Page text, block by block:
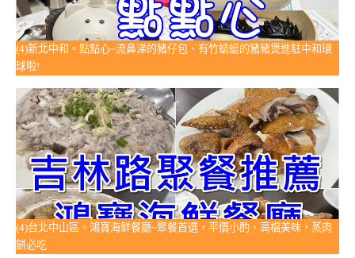
(4)新北中和。點點心~流鼻涕的豬仔包、有竹蜻蜓的豬豬煲進駐中和環
球啦!
(4)台北中山區。鴻寶海鮮餐廳~聚餐首選，平價小酌、高檔美味，蒸肉
餅必吃